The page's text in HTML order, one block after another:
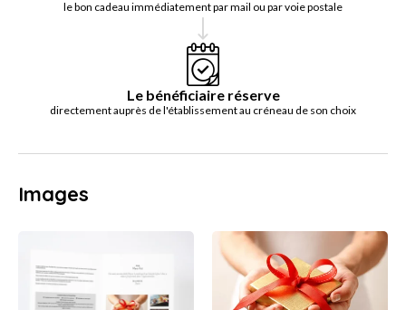
le bon cadeau immédiatement par mail ou par voie postale
Le bénéficiaire réserve
directement auprès de l'établissement au créneau de son choix
Images